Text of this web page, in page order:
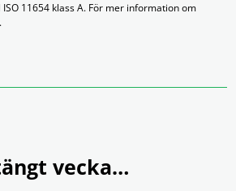
11654 klass A. För mer information om
vecka…